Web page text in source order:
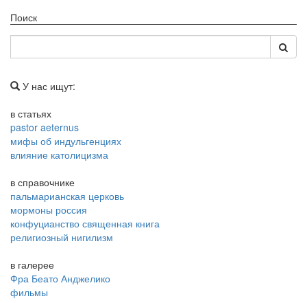
Поиск
У нас ищут:
в статьях
pastor aeternus
мифы об индульгенциях
влияние католицизма
в справочнике
пальмарианская церковь
мормоны россия
конфуцианство священная книга
религиозный нигилизм
в галерее
Фра Беато Анджелико
фильмы